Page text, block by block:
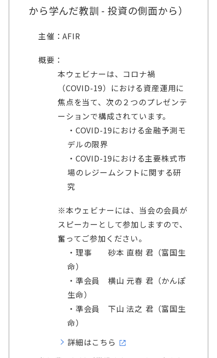
から学んだ教訓 - 投資の側面から）
主催：AFIR
概要：
本ウェビナーは、コロナ禍
（COVID-19）における資産運用に
焦点を当て、次の２つのプレゼンテ
ーションで構成されています。
・COVID-19における金融予測モ
デルの限界
・COVID-19における主要株式市
場のレジームシフトに関する研
究
※本ウェビナーには、当会の会員が
スピーカーとして参加しますので、
奮ってご参加ください。
・理事 砂本 直樹 君（富国生
命）
・準会員 横山 元春 君（かんぽ
生命）
・準会員 下山 法之 君（富国生
命）
詳細はこちら